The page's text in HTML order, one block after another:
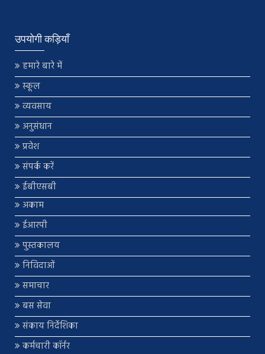
उपयोगी कड़ियाँ
हमारे बारे में
स्कूल
व्यवसाय
अनुसंधान
प्रवेश
संपर्क करें
ईबीएसबी
अकाम
ईआरपी
पुस्तकालय
निविदाओं
समाचार
बस सेवा
संकाय निर्देशिका
कर्मचारी कॉर्नर